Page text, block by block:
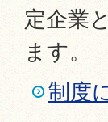
定企業
ます。
制度